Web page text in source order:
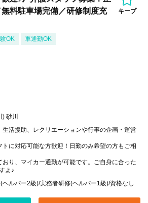
料駐車場完備／研修制度充
キープ
OK 車通勤OK
砂川
生活援助、レクリエーションや行事の企画・運営
トに対応可能な方歓迎！日勤のみ希望の方もご相
おり、マイカー通勤が可能です。ご自身に合った
よ♪
ルパー2級)/実務者研修(ヘルパー1級)/資格なし